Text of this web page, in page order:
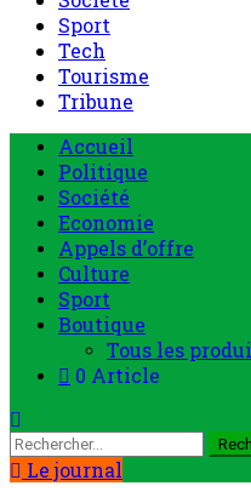
Accueil
Politique
Société
Economie
Appels d’offre
Culture
Sport
Boutique
Tous les
0 Article
Le journal
Journée du Niger à la
Bobo 2024 : Des
ouverte sur le riche